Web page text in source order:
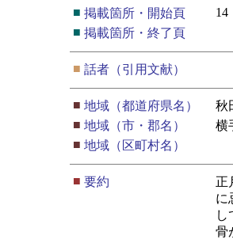
■ 掲載箇所・開始頁
14
■ 掲載箇所・終了頁
■ 話者（引用文献）
■ 地域（都道府県名）
秋
■ 地域（市・郡名）
横
■ 地域（区町村名）
■ 要約
正
に
し
骨